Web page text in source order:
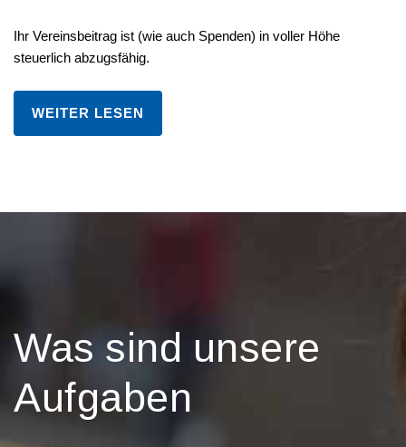
Ihr Vereinsbeitrag ist (wie auch Spenden) in voller Höhe
steuerlich abzugsfähig.
WEITER LESEN
Was sind unsere
Aufgaben